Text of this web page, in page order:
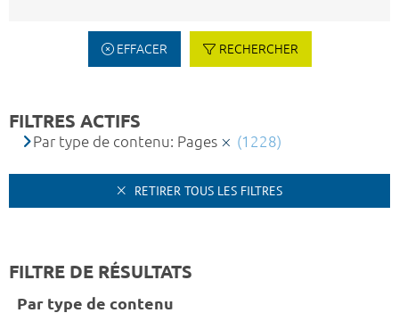
EFFACER RECHERCHER
FILTRES ACTIFS
Par type de contenu: Pages (1228)
RETIRER TOUS LES FILTRES
FILTRE DE RÉSULTATS
Par type de contenu